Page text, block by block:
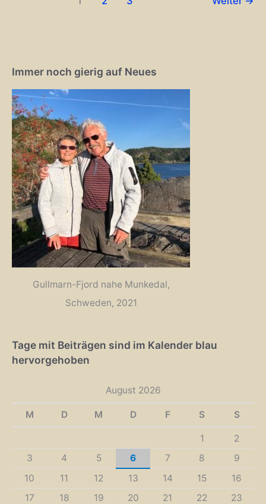
Immer noch gierig auf Neues
Gullmarn-Fjord nahe Munkedal,
Schweden, 2021
Tage mit Beiträgen sind im Kalender blau
hervorgehoben
August 2026
M D M D F S S
1
2
3
4 5 6 7 8
9
10
11 12 13 14 15
16
17
18 19 20 21 22
23